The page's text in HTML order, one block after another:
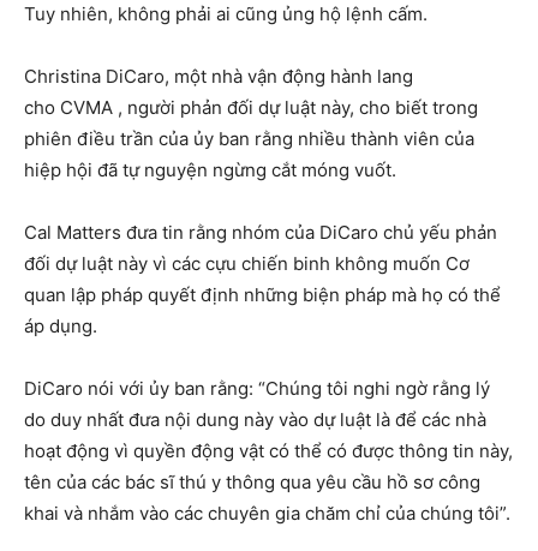
Tuy nhiên, không phải ai cũng ủng hộ lệnh cấm.
Christina DiCaro, một nhà vận động hành lang
cho CVMA , người phản đối dự luật này, cho biết trong
phiên điều trần của ủy ban rằng nhiều thành viên của
hiệp hội đã tự nguyện ngừng cắt móng vuốt.
Cal Matters đưa tin rằng nhóm của DiCaro chủ yếu phản
đối dự luật này vì các cựu chiến binh không muốn Cơ
quan lập pháp quyết định những biện pháp mà họ có thể
áp dụng.
DiCaro nói với ủy ban rằng: “Chúng tôi nghi ngờ rằng lý
do duy nhất đưa nội dung này vào dự luật là để các nhà
hoạt động vì quyền động vật có thể có được thông tin này,
tên của các bác sĩ thú y thông qua yêu cầu hồ sơ công
khai và nhắm vào các chuyên gia chăm chỉ của chúng tôi”.